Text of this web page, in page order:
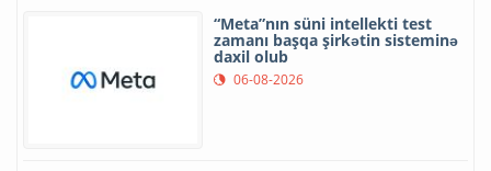
“Meta”nın süni intellekti test
zamanı başqa şirkətin sisteminə
daxil olub
06-08-2026